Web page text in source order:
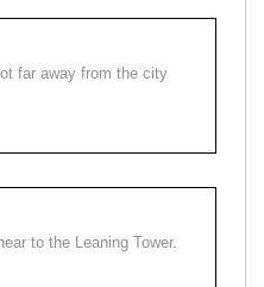
far away from the city
to the Leaning Tower.